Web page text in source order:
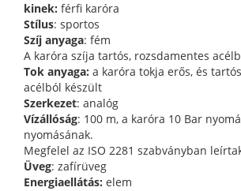
kinek: férfi karóra
Stílus: sportos
Szíj anyaga: fém
A karóra szíja tartós, rozsdamentes
Tok anyaga: a karóra tokja erős, és
acélból készült
Szerkezet: analóg
Vízállóság: 100 m, a karóra 10 Bar
nyomásának.
Megfelel az ISO 2281 szabványban
Üveg: zafírüveg
Energiaellátás: elem